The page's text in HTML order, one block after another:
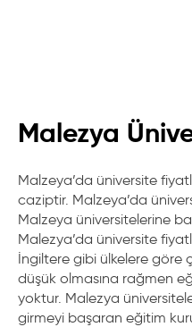
Malezya
Malzeya’da üniversite
caziptir. Malzeya’da
Malzeya üniversitelerine
Malezya’da üniversite
İngiltere gibi ülkelere göre
düşük olmasına rağmen
yoktur. Malezya
girmeyi başaran eğitim